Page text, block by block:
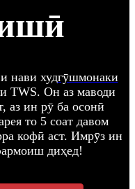
нави худгӯшмонаки
TWS. Он аз маводи
аз ин рӯ ба осонӣ
то 5 соат давом
кофӣ аст. Имрӯз ин
диҳед!